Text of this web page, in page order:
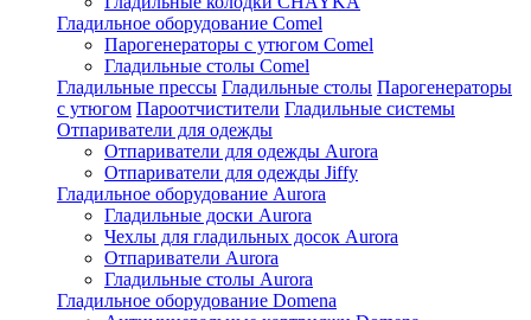
Гладильное оборудование Comel
Парогенераторы с утюгом Comel
Гладильные столы Comel
Гладильные прессы Гладильные столы Парогенераторы
с утюгом Пароотчистители Гладильные системы
Отпариватели для одежды
Отпариватели для одежды Aurora
Отпариватели для одежды Jiffy
Гладильное оборудование Aurora
Гладильные доски Aurora
Чехлы для гладильных досок Aurora
Отпариватели Aurora
Гладильные столы Aurora
Гладильное оборудование Domena